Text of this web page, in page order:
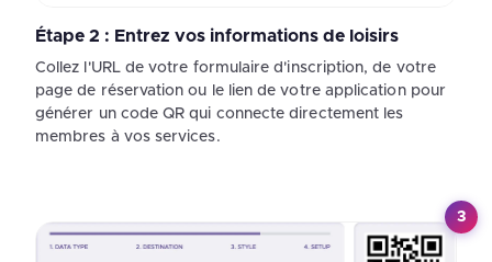
Étape 2 : Entrez vos informations de loisirs
Collez l'URL de votre formulaire d'inscription, de votre
page de réservation ou le lien de votre application pour
générer un code QR qui connecte directement les
membres à vos services.
3